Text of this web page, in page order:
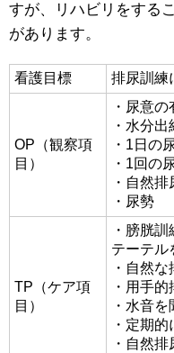
すが、リハビリをする
があります。
看護目標 排尿訓練
OP（観察項
目）
・尿意の
・水分出
・1日の
・1回の
・自然
・尿勢
TP（ケア項
目）
・膀胱
テーテル
・自然
・用手
・水音
・定期的
・自然